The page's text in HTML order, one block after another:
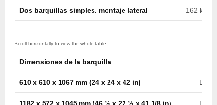
Dos barquillas simples, montaje lateral 162 kg c/
Dimensiones de la barquilla
610 x 610 x 1067 mm (24 x 24 x 42 in)
1182 x 572 x 1045 mm (46 ½ x 22 ½ x 41 1/8 in)